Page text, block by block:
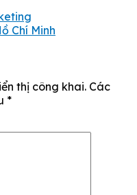
Chí Minh
thị công khai. Các
*